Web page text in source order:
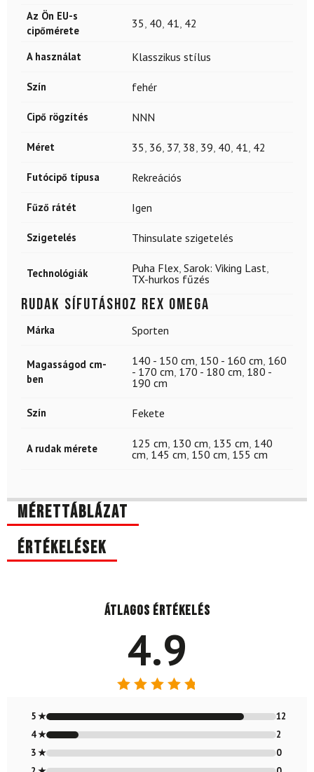
Az Ön EU-s
cipőmérete
35, 40, 41, 42
A használat Klasszikus stílus
Szín fehér
Cipő rögzítés NNN
Méret 35, 36, 37, 38, 39, 40, 41, 42
Futócipő típusa Rekreációs
Fűző rátét Igen
Szigetelés Thinsulate szigetelés
Technológiák Puha Flex, Sarok: Viking Last,
TX-hurkos fűzés
Rudak sífutáshoz REX Omega
Márka Sporten
Magasságod cm-
ben
140 - 150 cm, 150 - 160 cm, 160
- 170 cm, 170 - 180 cm, 180 -
190 cm
Szín Fekete
A rudak mérete 125 cm, 130 cm, 135 cm, 140
cm, 145 cm, 150 cm, 155 cm
Mérettáblázat
Értékelések
Átlagos értékelés
4.9
4.86/ 5
5 ★
12
4 ★
2
3 ★
0